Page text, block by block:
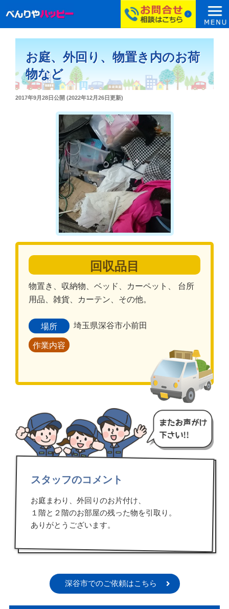
お庭、外回り、物置き内のお荷
物など
投
2017年9月28日公開 (2022年12月26日更新)
回収品目
物置き、収納物、ベッド、カーペット、 台所
用品、雑貨、カーテン、その他。
場所 埼玉県深谷市小前田
作業内容
スタッフのコメント
お庭まわり、外回りのお片付け、
１階と２階のお部屋の残った物を引取り。
ありがとうございます。
深谷市でのご依頼はこちら